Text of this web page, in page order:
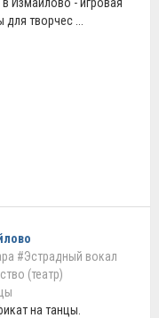
творчес ...
#Эстрадный вокал
(театр)
на танцы.